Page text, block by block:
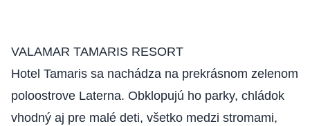
VALAMAR TAMARIS RESORT
Hotel Tamaris sa nachádza na prekrásnom zelenom
poloostrove Laterna. Obklopujú ho parky, chládok
vhodný aj pre malé deti, všetko medzi stromami,